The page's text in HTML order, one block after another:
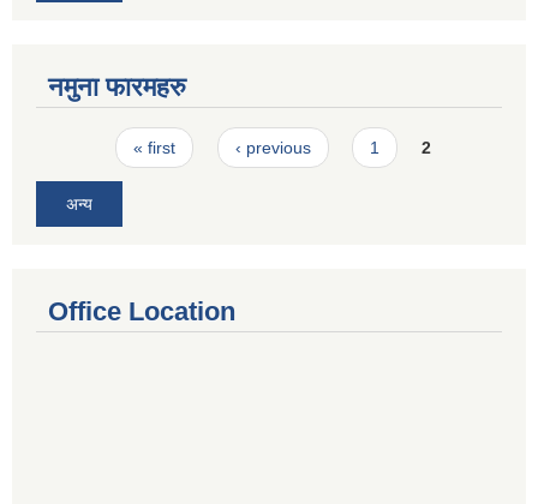
नमुना फारमहरु
Pages« first ‹ previous 1 2
अन्य
Office Location